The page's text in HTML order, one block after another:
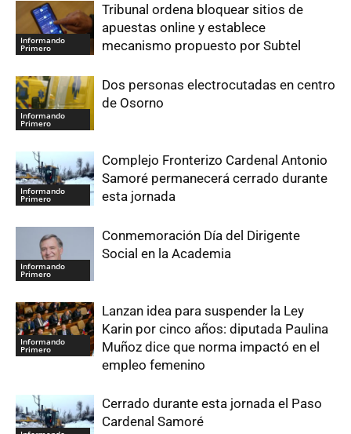
Informando
Primero
Tribunal ordena bloquear sitios de
apuestas online y establece
mecanismo propuesto por Subtel
Informando
Primero
Dos personas electrocutadas en centro
de Osorno
Informando
Primero
Complejo Fronterizo Cardenal Antonio
Samoré permanecerá cerrado durante
esta jornada
Informando
Primero
Conmemoración Día del Dirigente
Social en la Academia
Informando
Primero
Lanzan idea para suspender la Ley
Karin por cinco años: diputada Paulina
Muñoz dice que norma impactó en el
empleo femenino
Cerrado durante esta jornada el Paso
Cardenal Samoré